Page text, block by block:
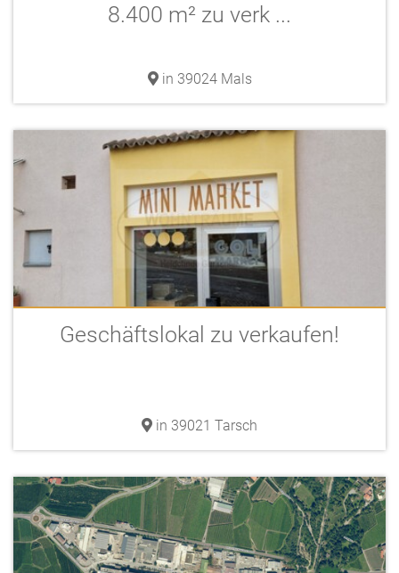
8.400 m² zu verk ...
in 39024 Mals
Geschäftslokal zu verkaufen!
in 39021 Tarsch